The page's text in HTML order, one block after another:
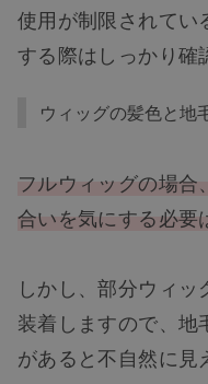
使用が制限されてい
する際はしっかり確
ウィッグの髪色と地
フルウィッグの場
合いを気にする必要
しかし、部分ウィ
装着しますので、地
があると不自然に見